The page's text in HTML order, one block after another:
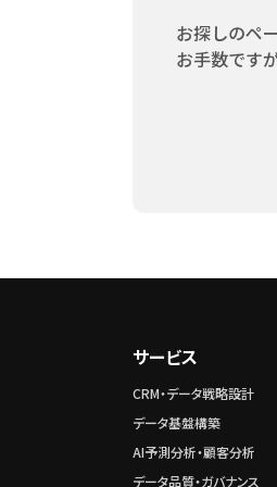
お探しのペ
お手数です
サービス
CRM・データ戦略設計
データ基盤構築
AI予測分析・顧客分析
データ品質・ガバナンス